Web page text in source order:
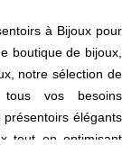
à Bijoux pour
boutique de bijoux,
notre sélection de
vos besoins
élégants
tout en optimisant